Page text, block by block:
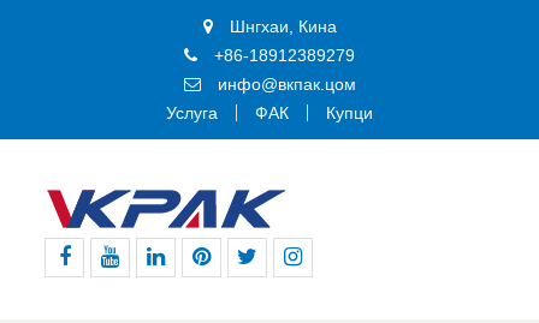
Шнгхаи, Кина
+86-18912389279
инфо@вкпак.цом
Услуга
ФАК Купци